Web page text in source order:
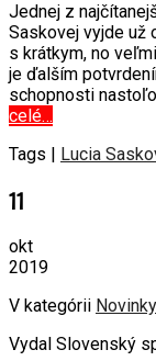
Jednej z
Saskovej vyjde už
s krátkym, no
je ďalším
schopnosti
celé…
Tags |
Lucia
11
okt
2019
V kategórii Novinky
Vydal Slovenský